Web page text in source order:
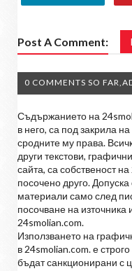
Post A Comment:
0 COMMENTS SO
Съдържанието на
в него, са под закрила
сродните му права.
други текстови,
сайта, са собственост
посочено друго.
материали само след
посочване на
24smolian.com.
Използването на
в 24smolian.com. е
бъдат санкционирани с